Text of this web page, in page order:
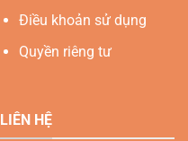
Điều khoản sử dụng
Quyền riêng tư
LIÊN HỆ